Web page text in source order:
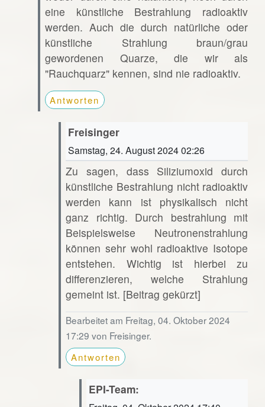
eine künstliche Bestrahlung radioaktiv
werden. Auch die durch natürliche oder
künstliche Strahlung braun/grau
gewordenen Quarze, die wir als
"Rauchquarz" kennen, sind nie radioaktiv.
Antworten
Freisinger
Samstag, 24. August 2024 02:26
Zu sagen, dass Siliziumoxid durch
künstliche Bestrahlung nicht radioaktiv
werden kann ist physikalisch nicht
ganz richtig. Durch bestrahlung mit
Beispielsweise Neutronenstrahlung
können sehr wohl radioaktive Isotope
entstehen. Wichtig ist hierbei zu
differenzieren, welche Strahlung
gemeint ist. [Beitrag gekürzt]
Bearbeitet am Freitag, 04. Oktober 2024
17:29 von Freisinger.
Antworten
EPI-Team: